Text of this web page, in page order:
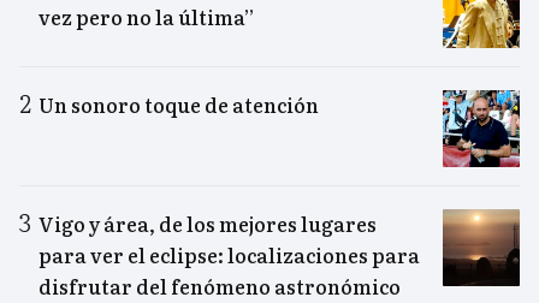
vez pero no la última”
Un sonoro toque de atención
Vigo y área, de los mejores lugares
para ver el eclipse: localizaciones para
disfrutar del fenómeno astronómico